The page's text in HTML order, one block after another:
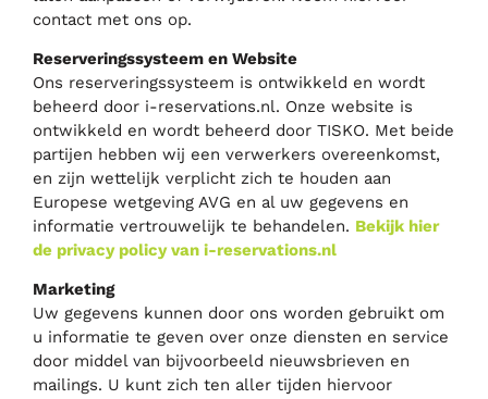
contact met ons op.
Reserveringssysteem en Website
Ons reserveringssysteem is ontwikkeld en wordt
beheerd door i-reservations.nl. Onze website is
ontwikkeld en wordt beheerd door TISKO. Met beide
partijen hebben wij een verwerkers overeenkomst,
en zijn wettelijk verplicht zich te houden aan
Europese wetgeving AVG en al uw gegevens en
informatie vertrouwelijk te behandelen. Bekijk hier
de privacy policy van i-reservations.nl
Marketing
Uw gegevens kunnen door ons worden gebruikt om
u informatie te geven over onze diensten en service
door middel van bijvoorbeeld nieuwsbrieven en
mailings. U kunt zich ten aller tijden hiervoor